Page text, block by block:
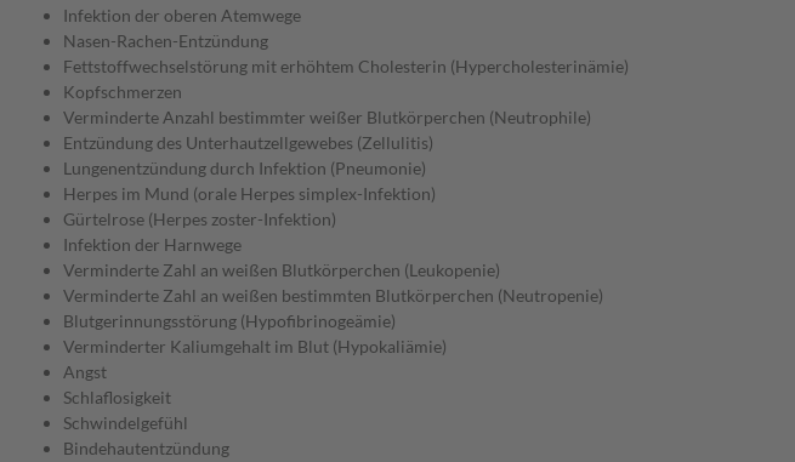
Infektion der oberen Atemwege
Nasen-Rachen-Entzündung
Fettstoffwechselstörung mit erhöhtem Cholesterin (Hypercholesterinämie)
Kopfschmerzen
Verminderte Anzahl bestimmter weißer Blutkörperchen (Neutrophile)
Entzündung des Unterhautzellgewebes (Zellulitis)
Lungenentzündung durch Infektion (Pneumonie)
Herpes im Mund (orale Herpes simplex-Infektion)
Gürtelrose (Herpes zoster-Infektion)
Infektion der Harnwege
Verminderte Zahl an weißen Blutkörperchen (Leukopenie)
Verminderte Zahl an weißen bestimmten Blutkörperchen (Neutropenie)
Blutgerinnungsstörung (Hypofibrinogeämie)
Verminderter Kaliumgehalt im Blut (Hypokaliämie)
Angst
Schlaflosigkeit
Schwindelgefühl
Bindehautentzündung